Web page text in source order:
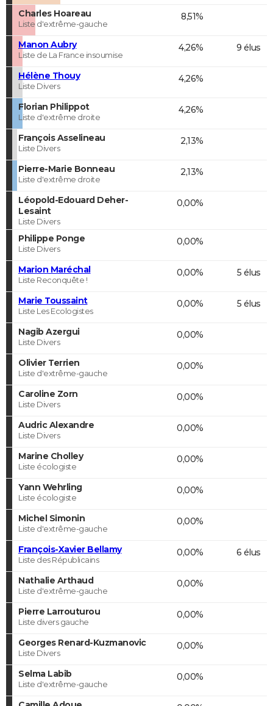
Charles Hoareau
Liste d'extrême-gauche
8,51%
Manon Aubry
Liste de La France insoumise
4,26% 9 élus
Hélène Thouy
Liste Divers
4,26%
Florian Philippot
Liste d'extrême droite
4,26%
François Asselineau
Liste Divers
2,13%
Pierre-Marie Bonneau
Liste d'extrême droite
2,13%
Léopold-Edouard Deher-
Lesaint
Liste Divers
0,00%
Philippe Ponge
Liste Divers
0,00%
Marion Maréchal
Liste Reconquête !
0,00% 5 élus
Marie Toussaint
Liste Les Ecologistes
0,00% 5 élus
Nagib Azergui
Liste Divers
0,00%
Olivier Terrien
Liste d'extrême-gauche
0,00%
Caroline Zorn
Liste Divers
0,00%
Audric Alexandre
Liste Divers
0,00%
Marine Cholley
Liste écologiste
0,00%
Yann Wehrling
Liste écologiste
0,00%
Michel Simonin
Liste d'extrême-gauche
0,00%
François-Xavier Bellamy
Liste des Républicains
0,00% 6 élus
Nathalie Arthaud
Liste d'extrême-gauche
0,00%
Pierre Larrouturou
Liste divers gauche
0,00%
Georges Renard-Kuzmanovic
Liste Divers
0,00%
Selma Labib
Liste d'extrême-gauche
0,00%